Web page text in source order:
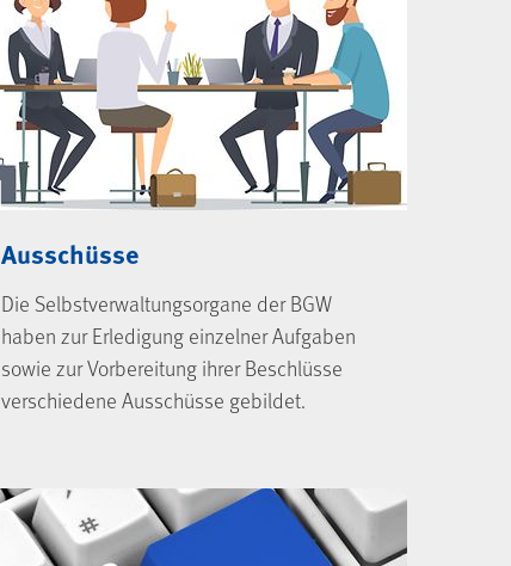
Ausschüsse
Die Selbstverwaltungsorgane der BGW
haben zur Erledigung einzelner Aufgaben
sowie zur Vorbereitung ihrer Beschlüsse
verschiedene Ausschüsse gebildet.